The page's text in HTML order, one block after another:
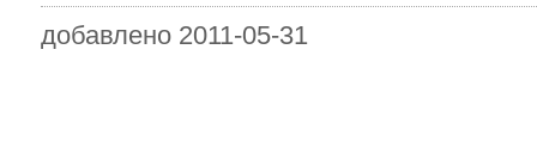
добавлено 2011-05-31